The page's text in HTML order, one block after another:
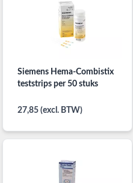
Siemens Hema-Combistix
teststrips per 50 stuks
27,85 (excl. BTW)